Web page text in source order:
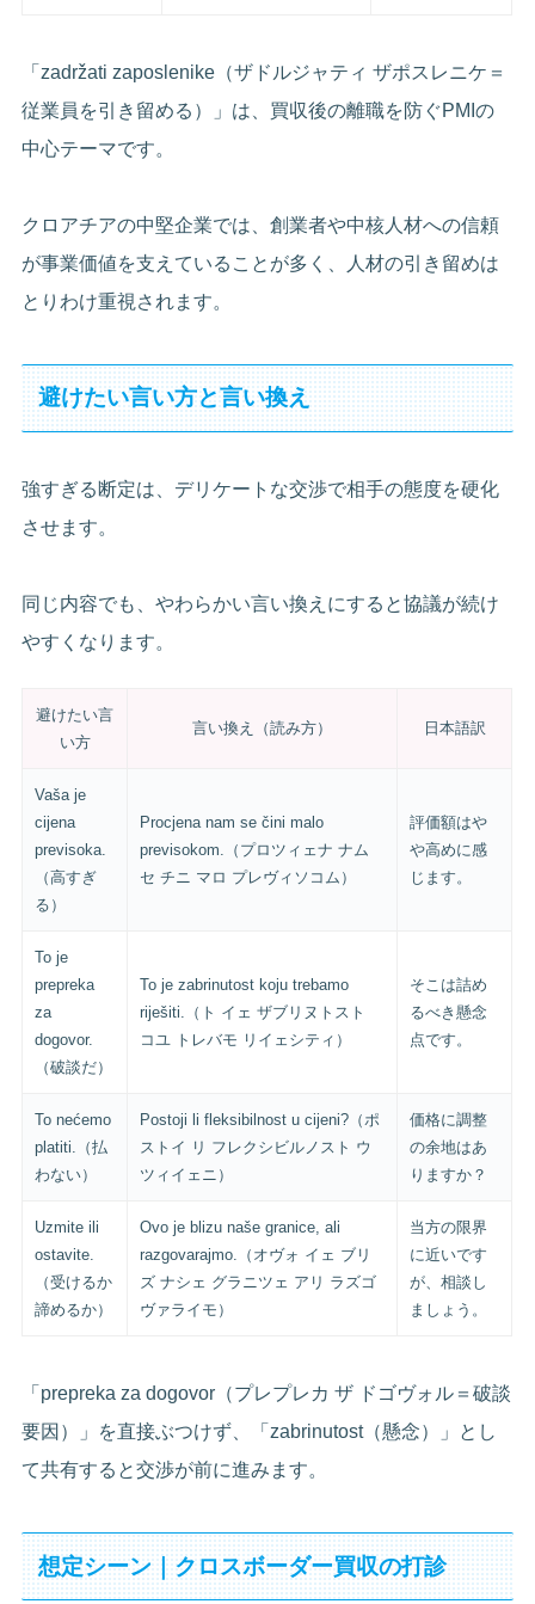
「zadržati zaposlenike（ザドルジャティ ザポスレニケ＝
従業員を引き留める）」は、買収後の離職を防ぐPMIの
中心テーマです。
クロアチアの中堅企業では、創業者や中核人材への信頼
が事業価値を支えていることが多く、人材の引き留めは
とりわけ重視されます。
避けたい言い方と言い換え
強すぎる断定は、デリケートな交渉で相手の態度を硬化
させます。
同じ内容でも、やわらかい言い換えにすると協議が続け
やすくなります。
避けたい言
い方
言い換え（読み方） 日本語訳
Vaša je
cijena
previsoka.
（高すぎ
る）
Procjena nam se čini malo
previsokom.（プロツィェナ ナム
セ チニ マロ プレヴィソコム）
評価額はや
や高めに感
じます。
To je
prepreka
za
dogovor.
（破談だ）
To je zabrinutost koju trebamo
riješiti.（ト イェ ザブリヌトスト
コユ トレバモ リイェシティ）
そこは詰め
るべき懸念
点です。
To nećemo
platiti.（払
わない）
Postoji li fleksibilnost u cijeni?（ポ
ストイ リ フレクシビルノスト ウ
ツィイェニ）
価格に調整
の余地はあ
りますか？
Uzmite ili
ostavite.
（受けるか
諦めるか）
Ovo je blizu naše granice, ali
razgovarajmo.（オヴォ イェ ブリ
ズ ナシェ グラニツェ アリ ラズゴ
ヴァライモ）
当方の限界
に近いです
が、相談し
ましょう。
「prepreka za dogovor（プレプレカ ザ ドゴヴォル＝破談
要因）」を直接ぶつけず、「zabrinutost（懸念）」とし
て共有すると交渉が前に進みます。
想定シーン｜クロスボーダー買収の打診